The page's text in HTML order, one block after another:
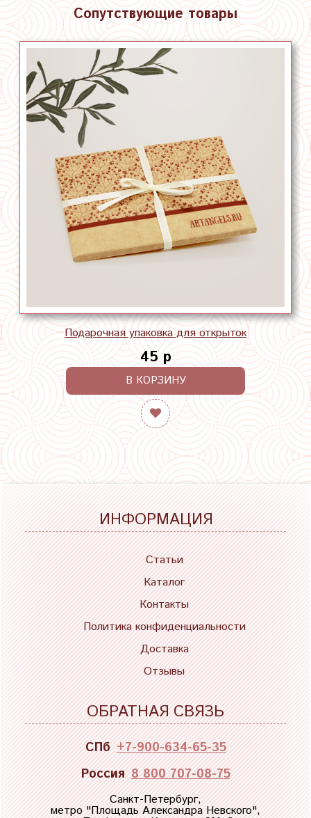
Сопутствующие товары
Подарочная упаковка для открыток
45 р
В КОРЗИНУ
ИНФОРМАЦИЯ
Статьи
Каталог
Контакты
Политика конфиденциальности
Доставка
Отзывы
ОБРАТНАЯ СВЯЗЬ
СПб +7-900-634-65-35
Россия 8 800 707-08-75
Санкт-Петербург,
метро "Площадь Александра Невского",